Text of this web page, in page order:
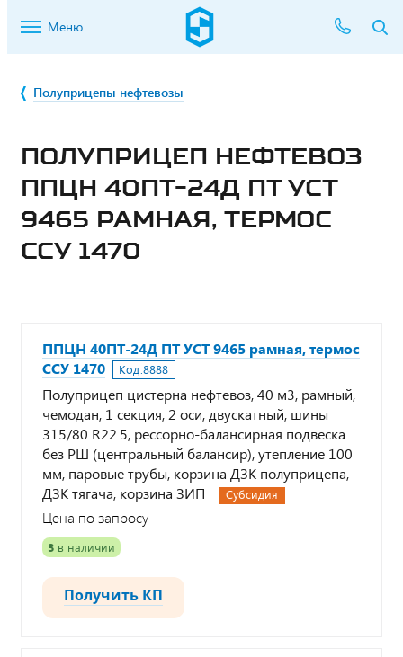
Меню
Полуприцепы нефтевозы
ПОЛУПРИЦЕП НЕФТЕВОЗ
ППЦН 40ПТ-24Д ПТ УСТ
9465 РАМНАЯ, ТЕРМОС
ССУ 1470
ППЦН 40ПТ-24Д ПТ УСТ 9465 рамная, термос
ССУ 1470
Код:8888
Полуприцеп цистерна нефтевоз, 40 м3, рамный,
чемодан, 1 секция, 2 оси, двускатный, шины
315/80 R22.5, рессорно-балансирная подвеска
без РШ (центральный балансир), утепление 100
мм, паровые трубы, корзина ДЗК полуприцепа,
ДЗК тягача, корзина ЗИП
Субсидия
Цена по запросу
3 в наличии
Получить КП